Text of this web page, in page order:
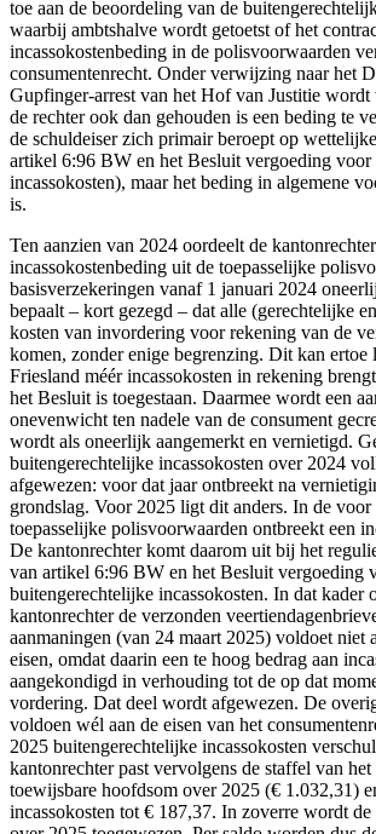
toe aan de beoordeling van de
waarbij ambtshalve wordt getoetst of het
incassokostenbeding in de polisvoorwaarden
consumentenrecht. Onder verwijzing naar het
Gupfinger‑arrest van het Hof van Justitie wordt
de rechter ook dan gehouden is een beding te
de schuldeiser zich primair beroept op
artikel 6:96 BW en het Besluit vergoeding voor
incassokosten), maar het beding in algemene
is.
Ten aanzien van 2024 oordeelt de
incassokostenbeding uit de toepasselijke
basisverzekeringen vanaf 1 januari 2024
bepaalt – kort gezegd – dat alle (gerechtelijke
kosten van invordering voor rekening van de
komen, zonder enige begrenzing. Dit kan ertoe
Friesland méér incassokosten in rekening
het Besluit is toegestaan. Daarmee wordt een
onevenwicht ten nadele van de consument
wordt als oneerlijk aangemerkt en vernietigd.
buitengerechtelijke incassokosten over 2024
afgewezen: voor dat jaar ontbreekt na
grondslag. Voor 2025 ligt dit anders. In de voor
toepasselijke polisvoorwaarden ontbreekt een
De kantonrechter komt daarom uit bij het
van artikel 6:96 BW en het Besluit vergoeding
buitengerechtelijke incassokosten. In dat kader
kantonrechter de verzonden
aanmaningen (van 24 maart 2025) voldoet niet
eisen, omdat daarin een te hoog bedrag aan
aangekondigd in verhouding tot de op dat
vordering. Dat deel wordt afgewezen. De
voldoen wél aan de eisen van het
2025 buitengerechtelijke incassokosten
kantonrechter past vervolgens de staffel van
toewijsbare hoofdsom over 2025 (€ 1.032,31)
incassokosten tot € 187,37. In zoverre wordt